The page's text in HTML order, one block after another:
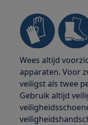
Wees altijd
apparaten. Voor
veiligst als twee
Gebruik altijd